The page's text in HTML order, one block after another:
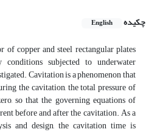
چکیده
English
of copper and steel rectangular plates
subjected to underwater
Cavitation is a phenomenon that
the cavitation, the total pressure of
so that the governing equations of
before and after the cavitation. As a
and design, the cavitation time is